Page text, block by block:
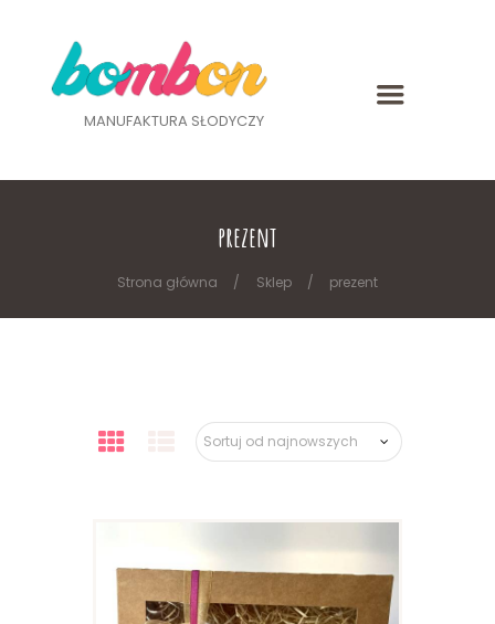
MANUFAKTURA SŁODYCZY
prezent
Strona główna Sklep prezent